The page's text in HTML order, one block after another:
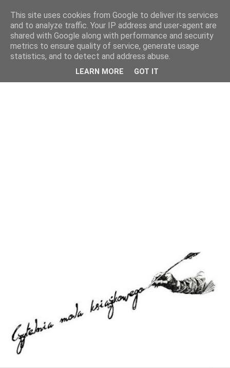
This site uses cookies from Google to deliver its services
and to analyze traffic. Your IP address and user-agent are
shared with Google along with performance and security
metrics to ensure quality of service, generate usage
statistics, and to detect and address abuse.
LEARN MORE GOT IT